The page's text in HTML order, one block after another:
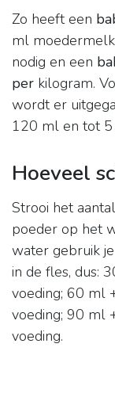
Zo heeft een
ml moedermelk
nodig en een
per kilogram.
wordt er
120 ml en tot
Hoeveel
Strooi het
poeder op het
water gebruik
in de fles, dus:
voeding; 60 ml
voeding; 90 ml
voeding.